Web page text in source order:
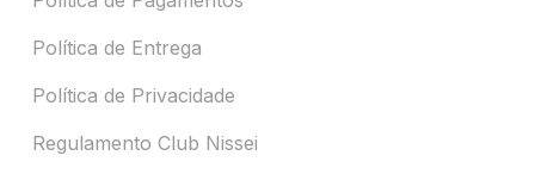
Política de Entrega
Política de Privacidade
Regulamento Club Nissei